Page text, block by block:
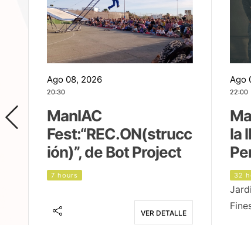
Ago 08, 2026
20:30
ManIAC
Fest:“REC.ON(strucc
ión)”, de Bot Project
7 hours
VER DETALLE
Ago
22:00
la
32